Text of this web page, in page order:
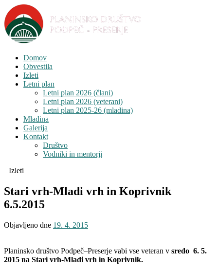
Domov
Obvestila
Izleti
Letni plan
Letni plan 2026 (člani)
Letni plan 2026 (veterani)
Letni plan 2025-26 (mladina)
Mladina
Galerija
Kontakt
Društvo
Vodniki in mentorji
Izleti
Stari vrh-Mladi vrh in Koprivnik
6.5.2015
Objavljeno dne 19. 4. 2015
Planinsko društvo Podpeč–Preserje vabi vse veteran v sredo 6. 5.
2015 na Stari vrh-Mladi vrh in Koprivnik.